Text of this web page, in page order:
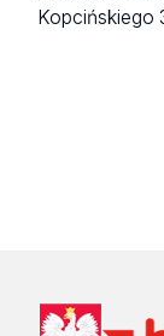
Kopcińskiego